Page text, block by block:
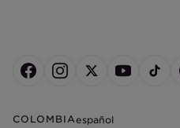
COLOMBIAespañol